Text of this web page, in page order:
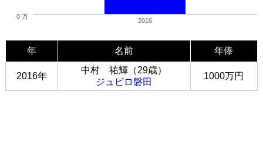
2016
0 万
年 名前 年俸
2016年
中村 祐輝（29歳）
ジュビロ磐田
1000万円